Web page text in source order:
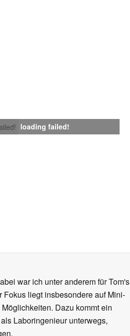
loading failed!
war ich unter anderem für Tom's
liegt insbesondere auf Mini-
Dazu kommt ein
Laboringenieur unterwegs,